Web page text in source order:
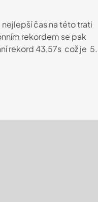
čas na této trati
rekordem se pak
rekord 43,57s což je 5.